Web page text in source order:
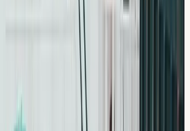
Riskettan &
Undervisning på 5
till Hallunda centrum.
med moderna bilar och
som förbereder dig inför